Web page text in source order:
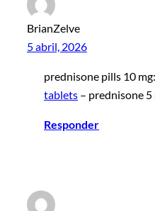
BrianZelve
5 abril, 2026
prednisone pills 10 mg:
tablets – prednisone
Responder